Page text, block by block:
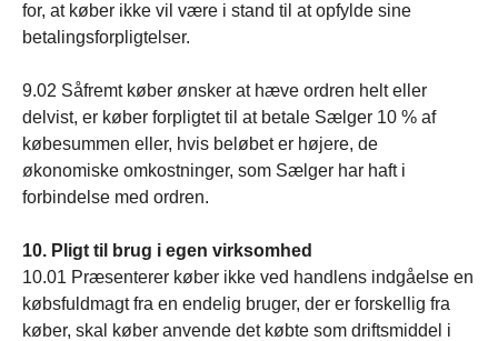
for, at køber ikke vil være i stand til at opfylde sine
betalingsforpligtelser.
9.02 Såfremt køber ønsker at hæve ordren helt eller
delvist, er køber forpligtet til at betale Sælger 10 % af
købesummen eller, hvis beløbet er højere, de
økonomiske omkostninger, som Sælger har haft i
forbindelse med ordren.
10. Pligt til brug i egen virksomhed
10.01 Præsenterer køber ikke ved handlens indgåelse en
købsfuldmagt fra en endelig bruger, der er forskellig fra
køber, skal køber anvende det købte som driftsmiddel i